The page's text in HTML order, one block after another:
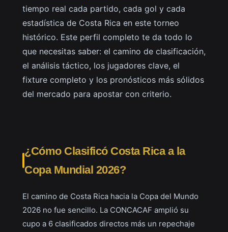
tiempo real cada partido, cada gol y cada
estadística de Costa Rica en este torneo
histórico. Este perfil completo te da todo lo
que necesitas saber: el camino de clasificación,
el análisis táctico, los jugadores clave, el
fixture completo y los pronósticos más sólidos
del mercado para apostar con criterio.
¿Cómo Clasificó Costa Rica a la
Copa Mundial 2026?
El camino de Costa Rica hacia la Copa del Mundo
2026 no fue sencillo. La CONCACAF amplió su
cupo a 6 clasificados directos más un repechaje